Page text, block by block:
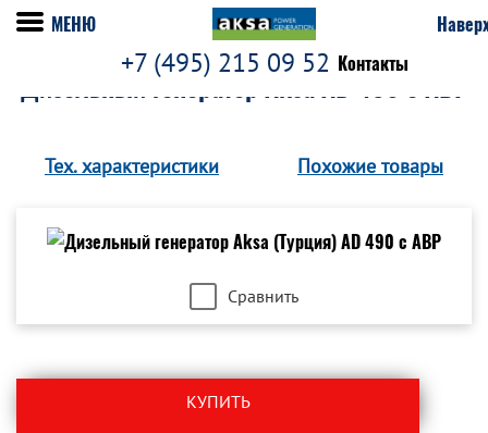
+7 (495) 215 09 52 Контакты
МЕНЮ
Дизельный генератор Aksa AD 490 с АВР
Тех. характеристики Похожие товары
Сравнить
КУПИТЬ